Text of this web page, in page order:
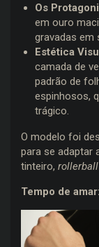
Os
em ouro
gravadas em
Estética
camada de
padrão de
espinhosos,
trágico.
O modelo foi
para se adaptar
tinteiro, rollerball
Tempo de